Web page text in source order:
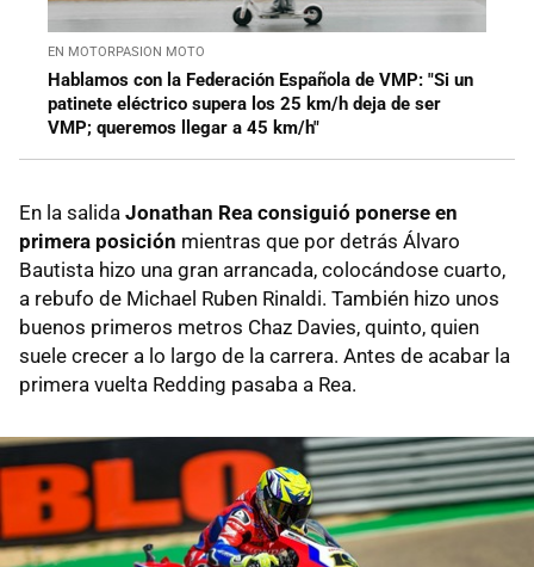
EN MOTORPASION MOTO
Hablamos con la Federación Española de VMP: "Si un
patinete eléctrico supera los 25 km/h deja de ser
VMP; queremos llegar a 45 km/h"
En la salida Jonathan Rea consiguió ponerse en
primera posición mientras que por detrás Álvaro
Bautista hizo una gran arrancada, colocándose cuarto,
a rebufo de Michael Ruben Rinaldi. También hizo unos
buenos primeros metros Chaz Davies, quinto, quien
suele crecer a lo largo de la carrera. Antes de acabar la
primera vuelta Redding pasaba a Rea.